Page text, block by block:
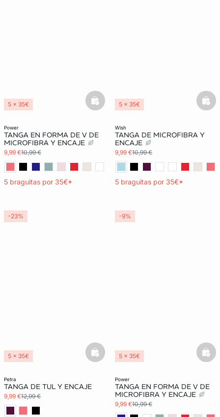
power
TANGA EN FORMA DE V DE
MICROFIBRA Y ENCAJE
9,99 €10,99 €
5 braguitas por 35€*
5 x 35€
basketfull
wish
TANGA DE MICROFIBRA Y
ENCAJE
9,99 €10,99 €
5 braguitas por 35€*
5 x 35€
petra
TANGA DE TUL Y ENCAJE
9,99 €12,99 €
5 x 35€
basketfull
-23%
power
TANGA EN FORMA DE V DE
MICROFIBRA Y ENCAJE
9,99 €10,99 €
5 x 35€
-9%